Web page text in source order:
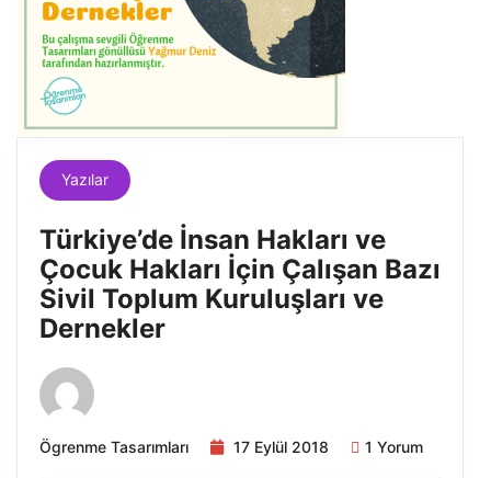
Yazılar
Türkiye’de İnsan Hakları ve
Çocuk Hakları İçin Çalışan Bazı
Sivil Toplum Kuruluşları ve
Dernekler
Ögrenme Tasarımları 17 Eylül 2018 1 Yorum